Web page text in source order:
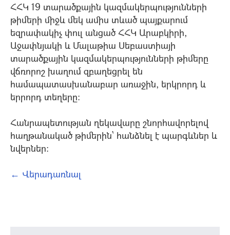
ՀՀԿ 19 տարածքային կազմակերպությունների
թիմերի միջև մեկ ամիս տևած պայքարում
եզրափակիչ փուլ անցած ՀՀԿ Արաբկիրի,
Աջափնյակի և Մալաթիա Սեբաստիայի
տարածքային կազմակերպությունների թիմերը
վճռորոշ խաղում զբաղեցրել են
համապատասխանաբար առաջին, երկրորդ և
երրորդ տեղերը:
Հանրապետության ղեկավարը շնորհավորելով
հաղթանակած թիմերին` հանձնել է պարգևներ և
նվերներ:
← Վերադառնալ